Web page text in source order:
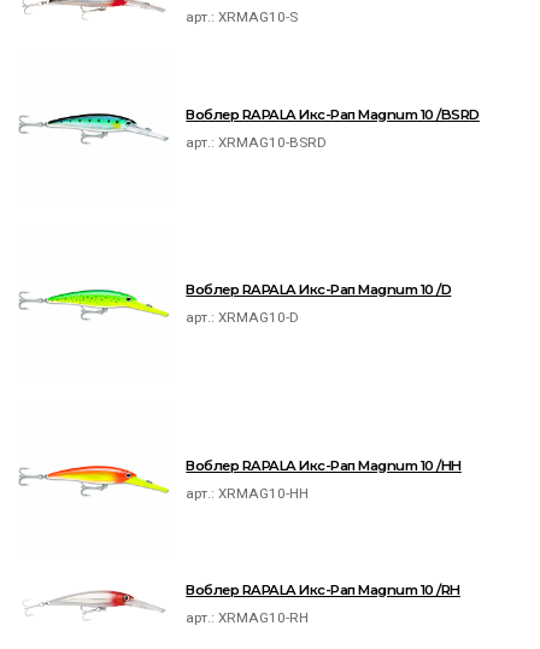
арт.:XRMAG10-S
Воблер RAPALA Икс-Рап Magnum 10 /BSRD
арт.:XRMAG10-BSRD
Воблер RAPALA Икс-Рап Magnum 10 /D
арт.:XRMAG10-D
Воблер RAPALA Икс-Рап Magnum 10 /HH
арт.:XRMAG10-HH
Воблер RAPALA Икс-Рап Magnum 10 /RH
арт.:XRMAG10-RH